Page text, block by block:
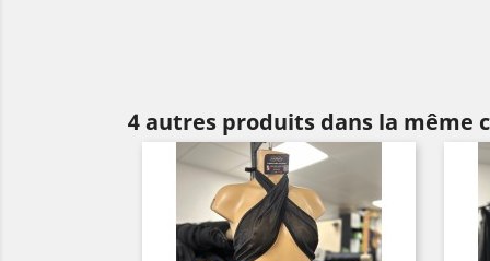
4 autres produits dans la même